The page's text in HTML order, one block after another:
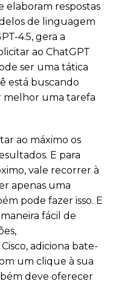
elaboram respostas
de linguagem
4.5, gera a
ao ChatGPT
ser uma tática
está buscando
melhor uma tarefa
ao máximo os
E para
vale recorrer à
apenas uma
pode fazer isso. E
fácil de
adiciona bate-
um clique à sua
deve oferecer